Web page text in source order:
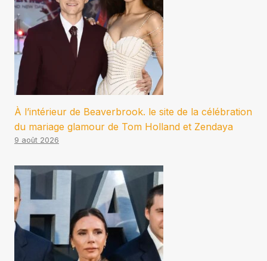
À l’intérieur de Beaverbrook. le site de la célébration
du mariage glamour de Tom Holland et Zendaya
9 août 2026